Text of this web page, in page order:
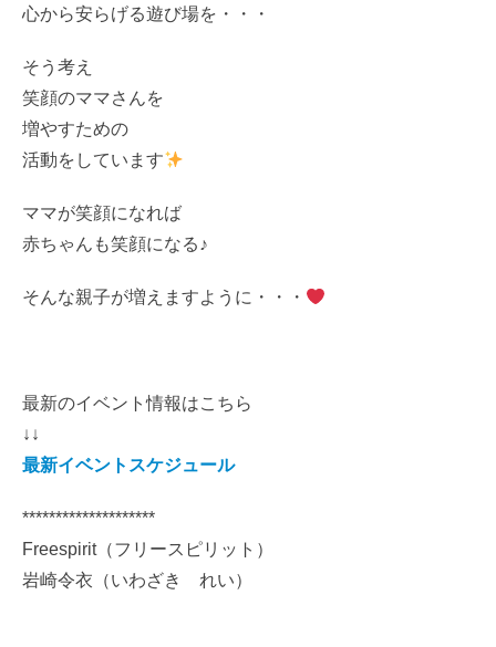
心から安らげる遊び場を・・・
そう考え
笑顔のママさんを
増やすための
活動をしています
ママが笑顔になれば
赤ちゃんも笑顔になる♪
そんな親子が増えますように・・・
最新のイベント情報はこちら
↓↓
最新イベントスケジュール
********************
Freespirit（フリースピリット）
岩崎令衣（いわざき れい）